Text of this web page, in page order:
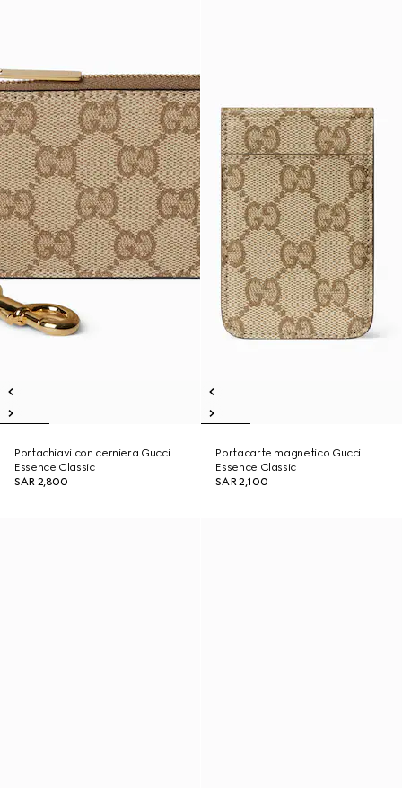
Portachiavi con cerniera Gucci
Essence Classic
SAR 2,800
Portacarte magnetico Gucci
Essence Classic
SAR 2,100